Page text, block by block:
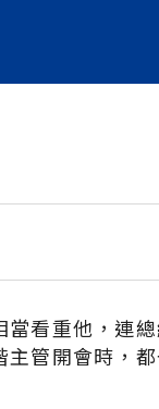
看重他，連
管開會時，